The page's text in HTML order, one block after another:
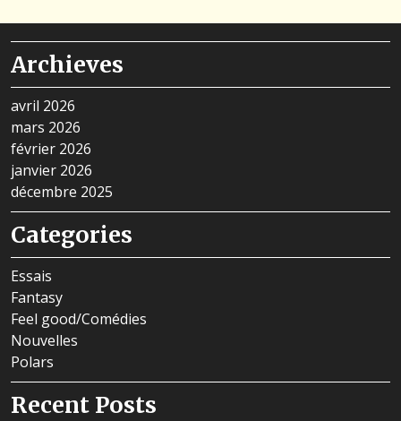
Archieves
avril 2026
mars 2026
février 2026
janvier 2026
décembre 2025
Categories
Essais
Fantasy
Feel good/Comédies
Nouvelles
Polars
Recent Posts